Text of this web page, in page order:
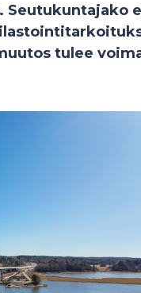
Seutukuntajako
tulee